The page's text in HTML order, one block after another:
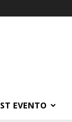
EVENTO